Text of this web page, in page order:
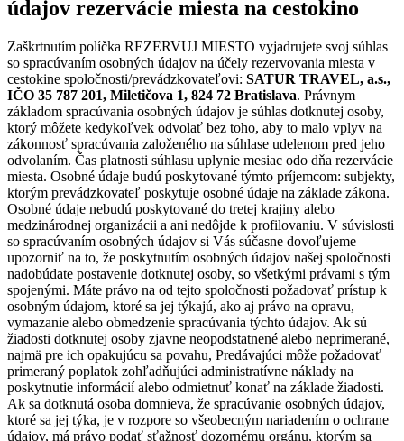
údajov rezervácie miesta na cestokino
Zaškrtnutím políčka REZERVUJ MIESTO vyjadrujete svoj súhlas
so spracúvaním osobných údajov na účely rezervovania miesta v
cestokine spoločnosti/prevádzkovateľovi: SATUR TRAVEL, a.s.,
IČO 35 787 201, Miletičova 1, 824 72 Bratislava. Právnym
základom spracúvania osobných údajov je súhlas dotknutej osoby,
ktorý môžete kedykoľvek odvolať bez toho, aby to malo vplyv na
zákonnosť spracúvania založeného na súhlase udelenom pred jeho
odvolaním. Čas platnosti súhlasu uplynie mesiac odo dňa rezervácie
miesta. Osobné údaje budú poskytované týmto príjemcom: subjekty,
ktorým prevádzkovateľ poskytuje osobné údaje na základe zákona.
Osobné údaje nebudú poskytované do tretej krajiny alebo
medzinárodnej organizácii a ani nedôjde k profilovaniu. V súvislosti
so spracúvaním osobných údajov si Vás súčasne dovoľujeme
upozorniť na to, že poskytnutím osobných údajov našej spoločnosti
nadobúdate postavenie dotknutej osoby, so všetkými právami s tým
spojenými. Máte právo na od tejto spoločnosti požadovať prístup k
osobným údajom, ktoré sa jej týkajú, ako aj právo na opravu,
vymazanie alebo obmedzenie spracúvania týchto údajov. Ak sú
žiadosti dotknutej osoby zjavne neopodstatnené alebo neprimerané,
najmä pre ich opakujúcu sa povahu, Predávajúci môže požadovať
primeraný poplatok zohľadňujúci administratívne náklady na
poskytnutie informácií alebo odmietnuť konať na základe žiadosti.
Ak sa dotknutá osoba domnieva, že spracúvanie osobných údajov,
ktoré sa jej týka, je v rozpore so všeobecným nariadením o ochrane
údajov, má právo podať sťažnosť dozornému orgánu, ktorým sa